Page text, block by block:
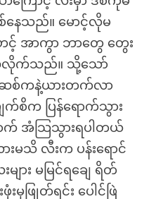
နေသည်။ မောင့်လိုမ
ဟင့် အာကွာ ဘာတွေ တွေး
လွဲလိုက်သည်။ သို့သော်
စ်ကနဲ့ယားတက်လာ
စိက ပြန်ရောက်သွား
က် အံသြသွားရပါတယ်
မသိ လီးက ပန်းရောင်
ျား မမြင်ရချေ ရိတ်
မှဖြုတ်ရင်း ပေါင်ဖြဲ